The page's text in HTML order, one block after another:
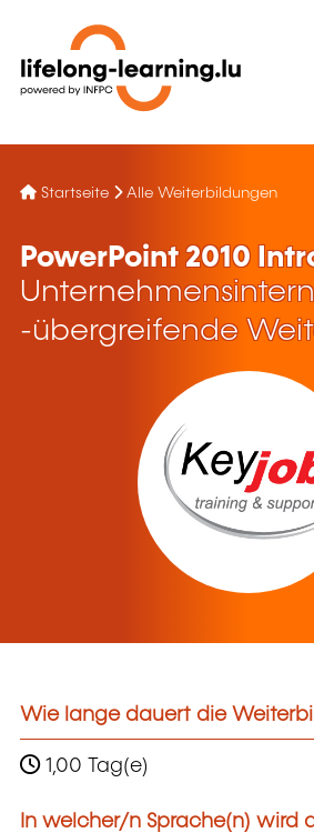
Startseite Alle Weiterbildungen
PowerPoint 2010
-übergreifende
Wie lange dauert die
1,00 Tag(e)
In welcher/n Sprache(n) wird